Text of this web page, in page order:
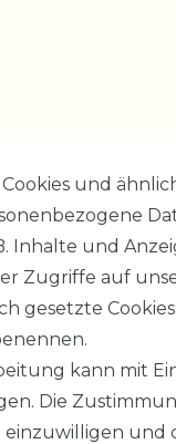
und
Inhalte und
Zugriffe auf
gesetzte
kann mit
Die
einzuwilligen